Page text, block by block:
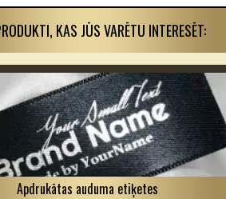
KAS JŪS VARĒTU INTERESĒT:
Apdrukātas auduma etiķetes